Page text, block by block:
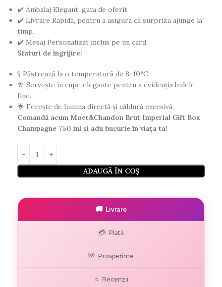
✔️ Ambalaj Elegant, gata de oferit.
✔️ Livrare Rapidă, pentru a asigura că surpriza ajunge la
timp.
✔️ Mesaj Personalizat inclus pe un card.
Sfaturi de îngrijire:
🍾 Păstrează la o temperatură de 8-10°C.
🥂 Servește în cupe elegante pentru a evidenția bulele
fine.
🌟 Ferește de lumina directă și căldură excesivă.
Comandă acum Moet&Chandon Brut Imperial Gift Box
Champagne 750 ml și adu bucurie în viața ta!
ADAUGĂ ÎN COȘ
🚚 Livrare
💳 Plată
🌺 Prospețime
⭐ Recenzii